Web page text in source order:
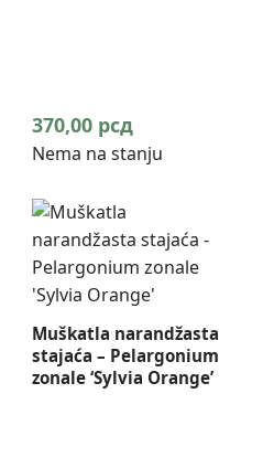
370,00 рсд
Nema na stanju
Muškatla narandžasta
stajaća – Pelargonium
zonale ‘Sylvia Orange’